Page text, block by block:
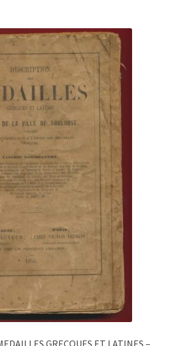
GRECQUES ET LATINES –